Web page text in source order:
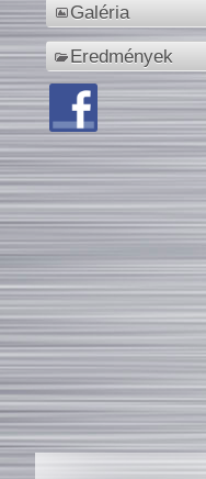
Galéria
Eredmények